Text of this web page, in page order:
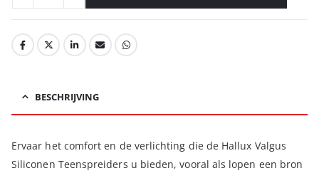
BESCHRIJVING
Ervaar het comfort en de verlichting die de Hallux Valgus
Siliconen Teenspreiders u bieden, vooral als lopen een bron